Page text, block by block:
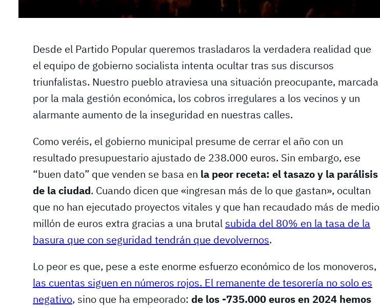
Desde el Partido Popular queremos trasladaros la verdadera realidad que
el equipo de gobierno socialista intenta ocultar tras sus discursos
triunfalistas. Nuestro pueblo atraviesa una situación preocupante, marcada
por la mala gestión económica, los cobros irregulares a los vecinos y un
alarmante aumento de la inseguridad en nuestras calles.
Como veréis, el gobierno municipal presume de cerrar el año con un
resultado presupuestario ajustado de 238.000 euros. Sin embargo, ese
“buen dato” que venden se basa en la peor receta: el tasazo y la parálisis
de la ciudad. Cuando dicen que «ingresan más de lo que gastan», ocultan
que no han ejecutado proyectos vitales y que han recaudado más de medio
millón de euros extra gracias a una brutal subida del 80% en la tasa de la
basura que con seguridad tendrán que devolvernos.
Lo peor es que, pese a este enorme esfuerzo económico de los monoveros,
las cuentas siguen en números rojos. El remanente de tesorería no solo es
negativo, sino que ha empeorado: de los -735.000 euros en 2024 hemos